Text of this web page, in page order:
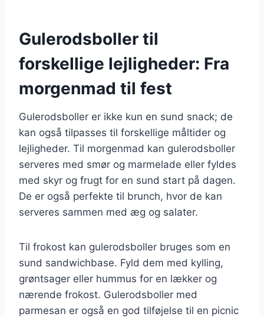
Gulerodsboller til
forskellige lejligheder: Fra
morgenmad til fest
Gulerodsboller er ikke kun en sund snack; de
kan også tilpasses til forskellige måltider og
lejligheder. Til morgenmad kan gulerodsboller
serveres med smør og marmelade eller fyldes
med skyr og frugt for en sund start på dagen.
De er også perfekte til brunch, hvor de kan
serveres sammen med æg og salater.
Til frokost kan gulerodsboller bruges som en
sund sandwichbase. Fyld dem med kylling,
grøntsager eller hummus for en lækker og
nærende frokost. Gulerodsboller med
parmesan er også en god tilføjelse til en picnic